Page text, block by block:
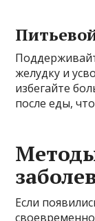
желудку и
избегайте
после еды,
Если